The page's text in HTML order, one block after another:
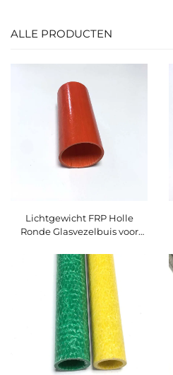
ALLE PRODUCTEN
Lichtgewicht FRP Holle
Ronde Glasvezelbuis voor
maat gemaakte
Zaagsnijbewerking